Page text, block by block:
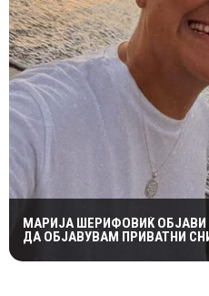
МАРИЈА ШЕРИФОВИЌ
ДА ОБЈАВУВАМ ПРИВАТНИ